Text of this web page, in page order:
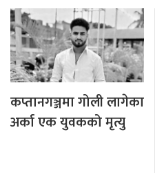
कप्तानगञ्जमा गोली लागेका
अर्का एक युवकको मृत्यु